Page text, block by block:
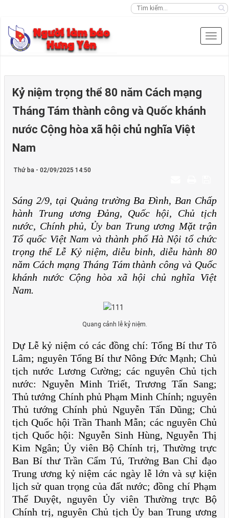
Kỷ niệm trọng thể 80 năm Cách mạng
Tháng Tám thành công và Quốc khánh
nước Cộng hòa xã hội chủ nghĩa Việt
Nam
Thứ ba - 02/09/2025 14:50
Sáng 2/9, tại Quảng trường Ba Đình, Ban Chấp
hành Trung ương Đảng, Quốc hội, Chủ tịch
nước, Chính phủ, Ủy ban Trung ương Mặt trận
Tổ quốc Việt Nam và thành phố Hà Nội tổ chức
trọng thể Lễ Kỷ niệm, diễu binh, diễu hành 80
năm Cách mạng Tháng Tám thành công và Quốc
khánh nước Cộng hòa xã hội chủ nghĩa Việt
Nam.
Quang cảnh lễ kỷ niệm.
Dự Lễ kỷ niệm có các đồng chí: Tổng Bí thư Tô
Lâm; nguyên Tổng Bí thư Nông Đức Mạnh; Chủ
tịch nước Lương Cường; các nguyên Chủ tịch
nước: Nguyễn Minh Triết, Trương Tấn Sang;
Thủ tướng Chính phủ Phạm Minh Chính; nguyên
Thủ tướng Chính phủ Nguyễn Tấn Dũng; Chủ
tịch Quốc hội Trần Thanh Mẫn; các nguyên Chủ
tịch Quốc hội: Nguyễn Sinh Hùng, Nguyễn Thị
Kim Ngân; Ủy viên Bộ Chính trị, Thường trực
Ban Bí thư Trần Cẩm Tú, Trưởng Ban Chỉ đạo
Trung ương kỷ niệm các ngày lễ lớn và sự kiện
lịch sử quan trọng của đất nước; đồng chí Phạm
Thế Duyệt, nguyên Ủy viên Thường trực Bộ
Chính trị, nguyên Chủ tịch Ủy ban Trung ương